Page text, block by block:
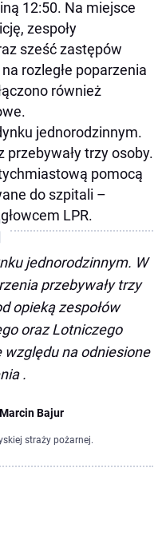
12:50. Na miejsce
zespoły
sześć zastępów
rozległe poparzenia
również
jednorodzinnym.
trzy osoby.
pomocą
do szpitali –
LPR.
jednorodzinnym. W
przebywały trzy
opieką zespołów
oraz Lotniczego
na odniesione
.
Bajur
straży pożarnej.